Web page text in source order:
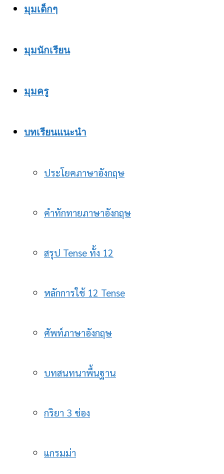
มุมเด็กๆ
มุมนักเรียน
มุมครู
บทเรียนแนะนำ
ประโยคภาษาอังกฤษ
คำทักทายภาษาอังกฤษ
สรุป Tense ทั้ง 12
หลักการใช้ 12 Tense
ศัพท์ภาษาอังกฤษ
บทสนทนาพื้นฐาน
กริยา 3 ช่อง
แกรมม่า